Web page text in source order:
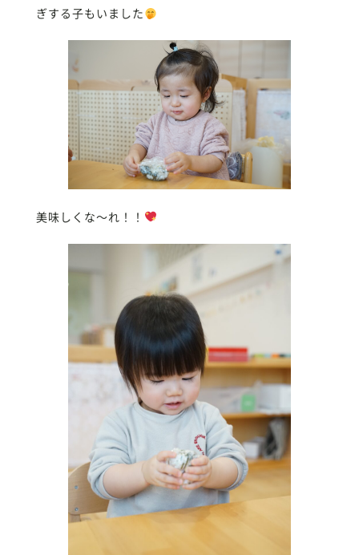
ぎする子もいました
美味しくな〜れ！！